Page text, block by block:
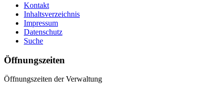
Kontakt
Inhaltsverzeichnis
Impressum
Datenschutz
Suche
Öffnungszeiten
Öffnungszeiten der Verwaltung